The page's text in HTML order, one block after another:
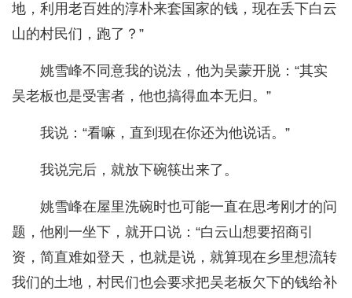
地，利用老百姓的淳朴来套国家的钱，现在丢下白云
山的村民们，跑了？”
姚雪峰不同意我的说法，他为吴蒙开脱：“其实
吴老板也是受害者，他也搞得血本无归。”
我说：“看嘛，直到现在你还为他说话。”
我说完后，就放下碗筷出来了。
姚雪峰在屋里洗碗时也可能一直在思考刚才的问
题，他刚一坐下，就开口说：“白云山想要招商引
资，简直难如登天，也就是说，就算现在乡里想流转
我们的土地，村民们也会要求把吴老板欠下的钱给补